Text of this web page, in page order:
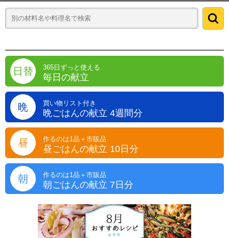
日替 365日ずっと使える
毎日の献立
晩 買い物リスト付き
晩ごはんの献立 4週間分
昼 作るのは1品＋市販品
昼ごはんの献立 10日分
朝 作るのは1品＋市販品
朝ごはんの献立 7日分